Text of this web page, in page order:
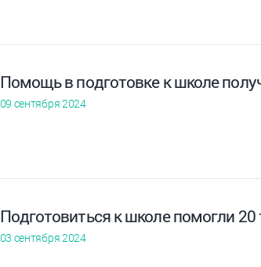
Помощь в подготовке к школе
09 сентября 2024
Подготовиться к школе помогли
03 сентября 2024